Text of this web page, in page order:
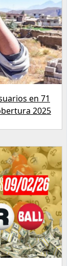
en 71
2025